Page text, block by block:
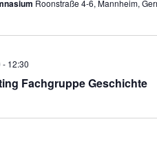
Roonstraße 4-6, Mannheim,
Fachgruppe Geschichte
- 12:30